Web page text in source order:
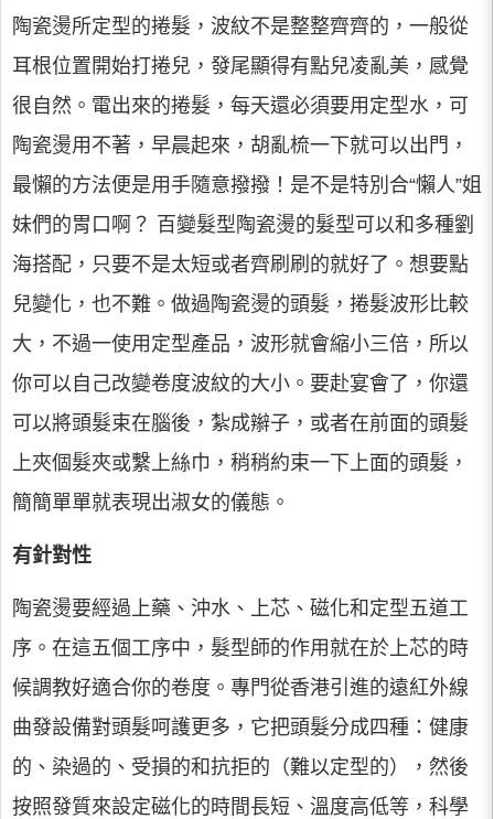
陶瓷燙所定型的捲髮，波紋不是整整齊齊的，一般從
耳根位置開始打捲兒，發尾顯得有點兒凌亂美，感覺
很自然。電出來的捲髮，每天還必須要用定型水，可
陶瓷燙用不著，早晨起來，胡亂梳一下就可以出門，
最懶的方法便是用手隨意撥撥！是不是特別合“懶人”姐
妹們的胃口啊？ 百變髮型陶瓷燙的髮型可以和多種劉
海搭配，只要不是太短或者齊刷刷的就好了。想要點
兒變化，也不難。做過陶瓷燙的頭髮，捲髮波形比較
大，不過一使用定型產品，波形就會縮小三倍，所以
你可以自己改變卷度波紋的大小。要赴宴會了，你還
可以將頭髮束在腦後，紮成辮子，或者在前面的頭髮
上夾個髮夾或繫上絲巾，稍稍約束一下上面的頭髮，
簡簡單單就表現出淑女的儀態。
有針對性
陶瓷燙要經過上藥、沖水、上芯、磁化和定型五道工
序。在這五個工序中，髮型師的作用就在於上芯的時
候調教好適合你的卷度。專門從香港引進的遠紅外線
曲發設備對頭髮呵護更多，它把頭髮分成四種：健康
的、染過的、受損的和抗拒的（難以定型的），然後
按照發質來設定磁化的時間長短、溫度高低等，科學